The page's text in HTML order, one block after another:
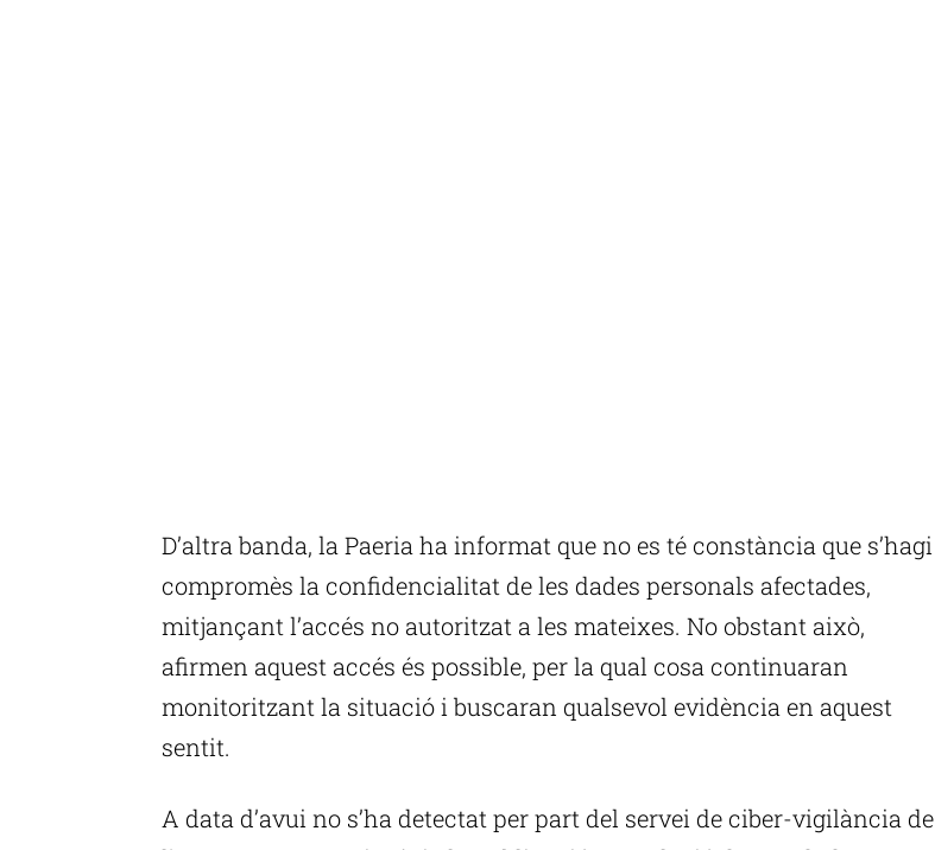
D’altra banda, la Paeria ha informat que no es té constància que s’hagi
compromès la confidencialitat de les dades personals afectades,
mitjançant l’accés no autoritzat a les mateixes. No obstant això,
afirmen aquest accés és possible, per la qual cosa continuaran
monitoritzant la situació i buscaran qualsevol evidència en aquest
sentit.
A data d’avui no s’ha detectat per part del servei de ciber-vigilància de